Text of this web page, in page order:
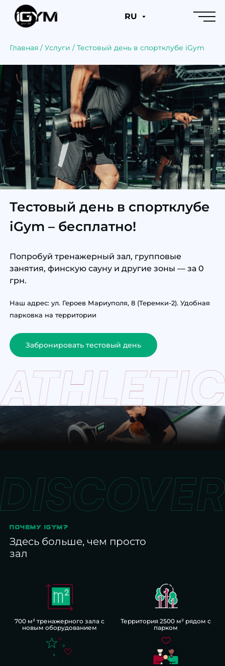
RU
Главная /Услуги /Тестовый день в спортклубе iGym
Тестовый день в спортклубе
iGym – бесплатно!
Попробуй тренажерный зал, групповые
занятия, финскую сауну и другие зоны — за 0
грн.
Наш адрес: ул. Героев Мариуполя, 8 (Теремки-2). Удобная
парковка на территории
Забронировать тестовый день
ПОЧЕМУ IGYM?
Здесь больше, чем просто
зал
700 м² тренажерного зала с
новым оборудованием
Территория 2500 м² рядом с
парком